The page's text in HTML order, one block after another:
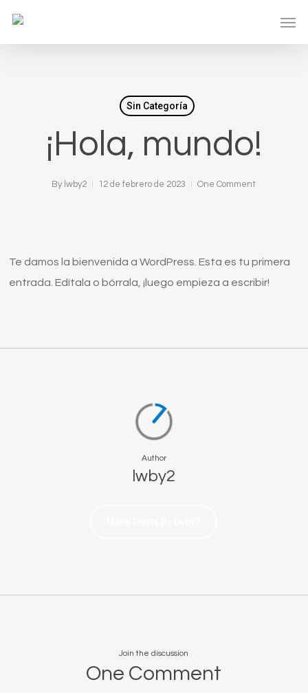
Sin Categoría
¡Hola, mundo!
By lwby2 12 de febrero de 2023 One Comment
Te damos la bienvenida a WordPress. Esta es tu primera
entrada. Edítala o bórrala, ¡luego empieza a escribir!
Author
lwby2
Join the discussion
One Comment